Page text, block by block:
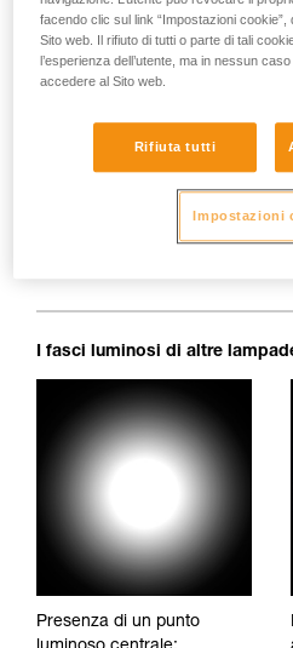
Fascio luminoso perfettamente
d'ombra, irregolarità o punti di
I fasci luminosi di altre
Presenza di un punto
facendo clic sul link “Impostazioni
Sito web. Il rifiuto di tutti o parte di tali
l’esperienza dell’utente, ma in nessun
accedere al Sito web.
Rifiuta tutti
Impostazioni